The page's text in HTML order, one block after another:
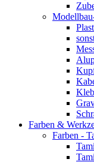
Farben &
Farben -